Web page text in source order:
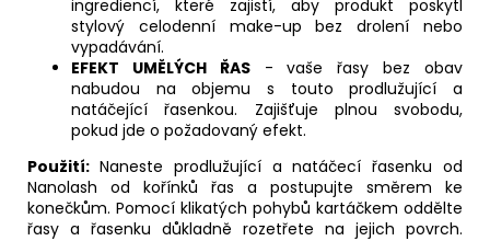
ingrediencí, které zajistí, aby produkt poskytl
stylový celodenní make-up bez drolení nebo
vypadávání.
EFEKT UMĚLÝCH ŘAS- vaše řasy bez obav
nabudou na objemu s touto prodlužující a
natáčející řasenkou. Zajišťuje plnou svobodu,
pokud jde o požadovaný efekt.
Použití: Naneste prodlužující a natáčecí řasenku od
Nanolash od kořínků řas a postupujte směrem ke
konečkům. Pomocí klikatých pohybů kartáčkem oddělte
řasy a řasenku důkladně rozetřete na jejich povrch.